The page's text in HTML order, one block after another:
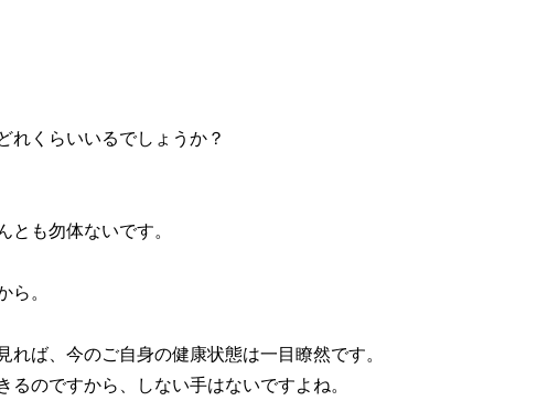
れくらいいるでしょうか？
も勿体ないです。
ら。
ば、今のご自身の健康状態は一目瞭然です。
のですから、しない手はないですよね。